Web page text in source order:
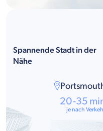
Spannende Stadt in der
Nähe
20-35
je nach